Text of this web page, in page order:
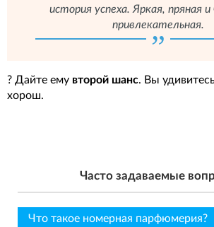
история успеха. Яркая, пряная
привлекательная.
? Дайте ему второй шанс. Вы
хорош.
Часто задаваемые
Что такое номерная парфюмерия?